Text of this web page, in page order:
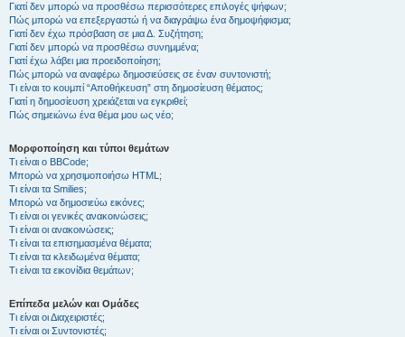
Γιατί δεν μπορώ να προσθέσω περισσότερες επιλογές ψήφων;
Πώς μπορώ να επεξεργαστώ ή να διαγράψω ένα δημοψήφισμα;
Γιατί δεν έχω πρόσβαση σε μια Δ. Συζήτηση;
Γιατί δεν μπορώ να προσθέσω συνημμένα;
Γιατί έχω λάβει μια προειδοποίηση;
Πώς μπορώ να αναφέρω δημοσιεύσεις σε έναν συντονιστή;
Τι είναι το κουμπί “Αποθήκευση” στη δημοσίευση θέματος;
Γιατί η δημοσίευση χρειάζεται να εγκριθεί;
Πώς σημειώνω ένα θέμα μου ως νέο;
Μορφοποίηση και τύποι θεμάτων
Τι είναι ο BBCode;
Μπορώ να χρησιμοποιήσω HTML;
Τι είναι τα Smilies;
Μπορώ να δημοσιεύω εικόνες;
Τι είναι οι γενικές ανακοινώσεις;
Τι είναι οι ανακοινώσεις;
Τι είναι τα επισημασμένα θέματα;
Τι είναι τα κλειδωμένα θέματα;
Τι είναι τα εικονίδια θεμάτων;
Επίπεδα μελών και Ομάδες
Τι είναι οι Διαχειριστές;
Τι είναι οι Συντονιστές;